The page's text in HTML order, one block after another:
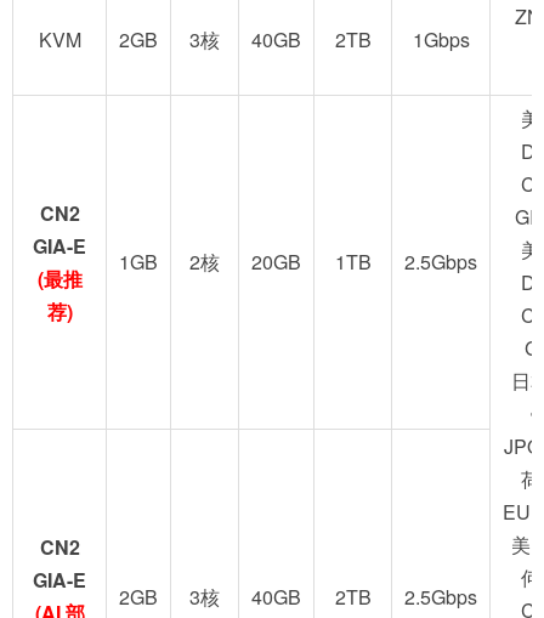
KVM
2GB 3核 40GB 2TB 1Gbps
CN2
GIA-E
(最推
荐)
1GB 2核 20GB 1TB 2.5Gbps
日
美
CN2
GIA-E
2GB 3核 40GB 2TB 2.5Gbps